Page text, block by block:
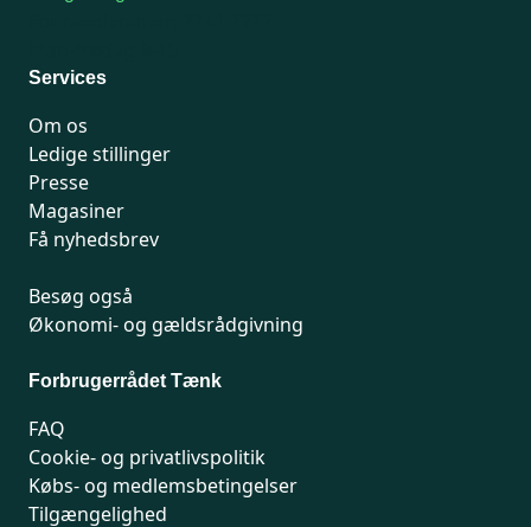
Services
Om os
Ledige stillinger
Presse
Magasiner
Få nyhedsbrev
Besøg også
Økonomi- og gældsrådgivning
Forbrugerrådet Tænk
FAQ
Cookie- og privatlivspolitik
Købs- og medlemsbetingelser
Tilgængelighed